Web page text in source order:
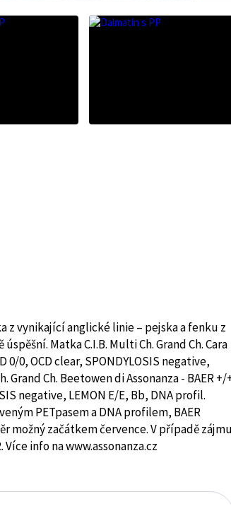
z vynikající anglické linie – pejska a fenku z
Matka C.I.B. Multi Ch. Grand Ch. Cara
0/0, OCD clear, SPONDYLOSIS negative,
Ch. Beetowen di Assonanza - BAER +/
negative, LEMON E/E, Bb, DNA profil.
PETpasem a DNA profilem, BAER
možný začátkem července. V případě zájmu
info na www.assonanza.cz